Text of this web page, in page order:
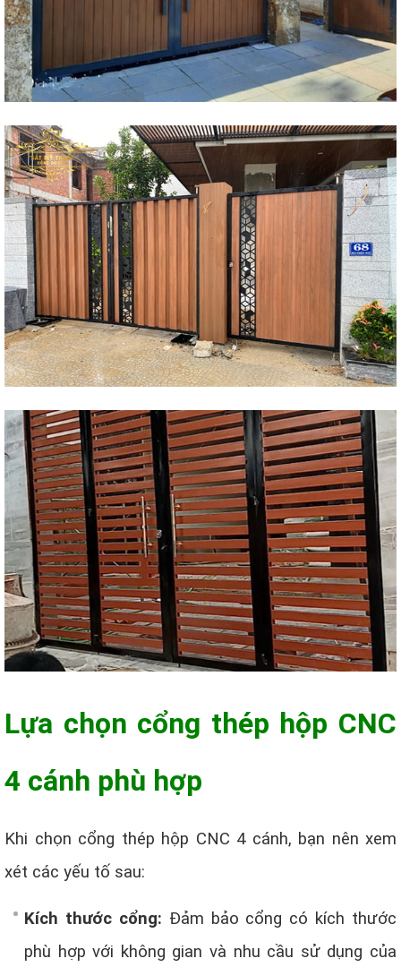
Lựa chọn cổng thép hộp CNC
4 cánh phù hợp
Khi chọn cổng thép hộp CNC 4 cánh, bạn nên xem
xét các yếu tố sau:
Kích thước cổng: Đảm bảo cổng có kích thước
phù hợp với không gian và nhu cầu sử dụng của